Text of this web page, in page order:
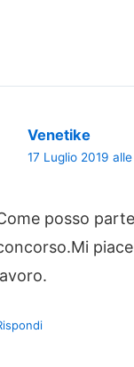
Venetike
17 Luglio 2019
posso